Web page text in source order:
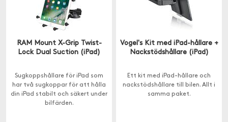
RAM Mount X-Grip Twist-
Lock Dual Suction (iPad)
Sugkoppshållare för iPad som
har två sugkoppar för att hålla
din iPad stabilt och säkert under
bilfärden.
Vogel's Kit med iPad-hållare +
Nackstödshållare (iPad)
Ett kit med iPad-hållare och
nackstödshållare till bilen. Allt i
samma paket.